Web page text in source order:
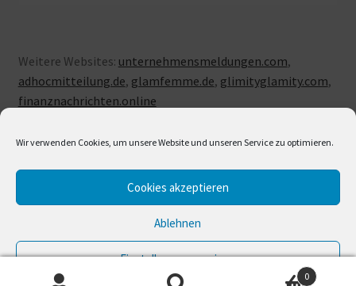
Wir verwenden Cookies, um unsere Website und unseren Service zu optimieren.
Cookies akzeptieren
Ablehnen
Einstellungen anzeigen
Weitere Websites: unternehmensmeldungen.com,
adhocmitteilung.de, glamfemme.de, glimityglamity.com,
finanznachrichten.online
© LUXUSLOVE 2026
Erstellt mit Storefront & WooCommerce
0